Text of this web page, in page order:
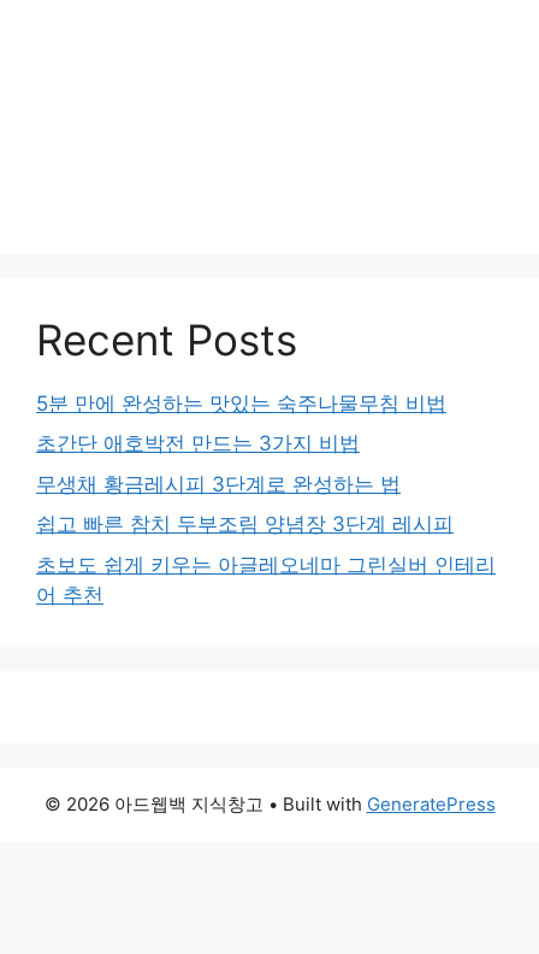
Recent Posts
5분 만에 완성하는 맛있는 숙주나물무침 비법
초간단 애호박전 만드는 3가지 비법
무생채 황금레시피 3단계로 완성하는 법
쉽고 빠른 참치 두부조림 양념장 3단계 레시피
초보도 쉽게 키우는 아글레오네마 그린실버 인테리
어 추천
© 2026 아드웹백 지식창고 • Built with GeneratePress